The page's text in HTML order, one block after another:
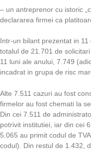
– un antreprenor cu istoric
declararea firmei ca
Intr-un bilant prezentat in
totalul de 21.701 de
11 luni ale anului, 7.749
incadrat in grupa de risc
Alte 7.511 cazuri au fost
firmelor au fost chemati la
Din cei 7.511 de
potrivit institutiei, iar din cei
5.065 au primit codul de
codul). Din restul de 1.432,